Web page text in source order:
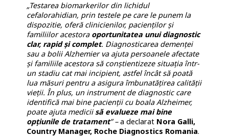
„Testarea biomarkerilor din lichidul
cefalorahidian, prin testele pe care le punem la
dispozitie, oferă clinicienilor, pacienților și
familiilor acestora oportunitatea unui diagnostic
clar, rapid și complet. Diagnosticarea demenței
sau a bolii Alzhemier va ajuta persoanele afectate
și familiile acestora să conștientizeze situația într-
un stadiu cat mai incipient, astfel încât să poată
lua măsuri pentru a asigura îmbunatăţirea calităţii
vieții. În plus, un instrument de diagnostic care
identifică mai bine pacienții cu boala Alzheimer,
poate ajuta mediciisă evalueze mai bine
opțiunile de tratament” –a declarat Nora Galli,
Country Manager, Roche Diagnostics Romania.